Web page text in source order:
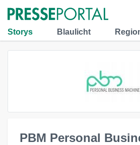
Storys Blaulicht
PBM Personal